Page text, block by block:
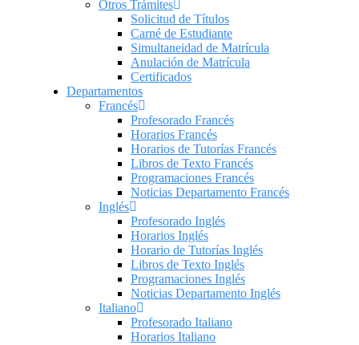
Otros Trámites
Solicitud de Títulos
Carné de Estudiante
Simultaneidad de Matrícula
Anulación de Matrícula
Certificados
Departamentos
Francés
Profesorado Francés
Horarios Francés
Horarios de Tutorías Francés
Libros de Texto Francés
Programaciones Francés
Noticias Departamento Francés
Inglés
Profesorado Inglés
Horarios Inglés
Horario de Tutorías Inglés
Libros de Texto Inglés
Programaciones Inglés
Noticias Departamento Inglés
Italiano
Profesorado Italiano
Horarios Italiano